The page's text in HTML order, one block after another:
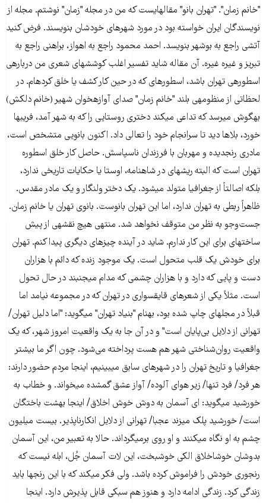
"خانم زمان". "تهران بانو" مقاله​ای​ست که من در مجله "زمان" نوشتم. مجله از
نویسندگان ایران خواسته بود در مورد شهرهای خودشان بنویسند. فرض کنید
آتشی راجع به بوشهر بنویسد. احمد محمود راجع به اهواز، براهنی راجع به
تبریز و غیره غیره. آن مقاله شاید تفسیر اغلب کوشش​های شعری من درباره​ی
اسطوره​ی تهران باشد، اسطور​ه​ای که در حین کار کشف یا خلق کرده​ام. در
لحظاتی از منظومه​ی بلند "خانم زمان" صدای آوازه​خوان شهیر (خانم دلکش)
به​گوش می​رسد که تداعی می​کند دختری روستایی را که به شهر آمد، فریب​ها
خورد، بلاها دید تا سرانجام خود را تعالی داد. اکنون بانویی متشخص است،
مادری رنج​دیده و مهربان با فرزندان ناسپاسش. حاصل کار خلق اسطوره
تهران است که البته ریشه​ای در شاهنامه، اوستا یا حکایات تاریخی ندارد،
بلکه اصالتاً از جغرافیا متولد می​شود. یک دختر ولنگار و یک مادر مقدس.
ظاهراً ربطی به تهران ندارد، اما این تهران بانوست. بانوی تهران یا خانم زمان.
جست‌وجو به نظر من متوقف نخواهد شد. منتهی هیچ نقشه​ی از پیش
ساخته​ای برای این کار ندارم. شاید در آینده چیزهای دیگری پیدا کنم. تهران
برای خودش یک قلب متحول است. یک موجود زنده که دائم با هزاران
دست و پایی که دارد و با هزاران چشمی که مدام می​جنبند در حال تحول
است. مثلاً یکی از شعرهای قایق​سواری در تهران که در مجموعه نیامد اما
قبلاً در مجله​ای چاپ شده بود، به​نام "بنیاد تهران" می​گوید: "اما دلیل تهران/
تهرانی از دلایل بی‌پایان است" و در آن جا به یک واقعیت امروز شهر، که یک
واقعیت روان‌شناختی شهر هم هست پرداخته می‌شود. چون اگر ما بیشتر
جغرافیا و تاریخ تهران را در شهرهای سابق می​بینیم، اینجا مردم حضور دارند:
هر فرد/ فرد تنها/ زیر هوای آلوده/ آواز عشق گمشده می​خواند. و خطاب به
خورشید می​گوید: ای آسمان به دوش خوش اخلاق/ اینجا بهشت باختگان
است/ خورشید پلک می​زند عجبا/ تهرانی از دلایل انکارناپذیر. بیست میلیون
چشم به او نگاه می​کنند و او روی برمی​گرداند. حالا به تعبیر من، این آسمان
بدوشان خوش​اخلاق الکی خوشبخت، این لات آسمان جُل، ابله نیست که
رنجوری خودش را فراموش کرده باشد. ولی فکر می​کند که با این رنج​ها باید
زندگی کرد. زندگی ادامه دارد و هنوز هم سبکی قابل​ پذیرش دارد. اینجا